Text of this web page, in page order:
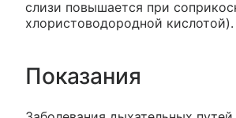
слизи повышается при
хлористоводородной кислотой).
Показания